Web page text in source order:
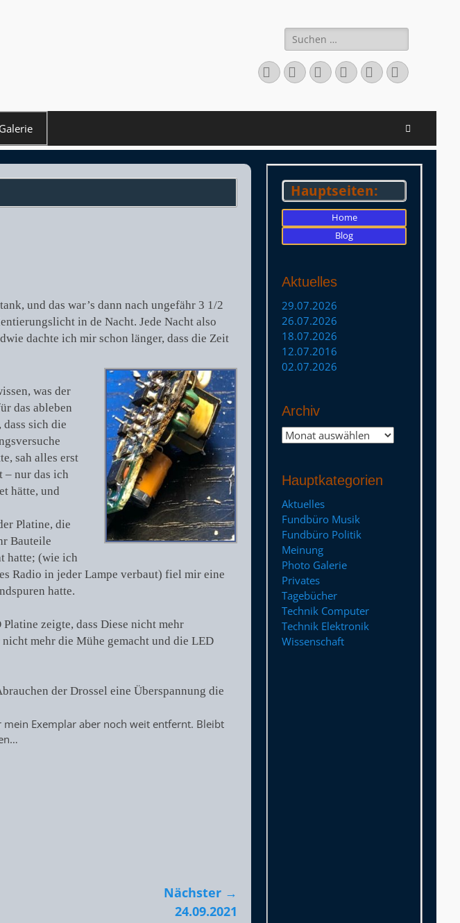
Suchen
nach:
Facebook
TwitterLinkedIn
FlickrInstagram
und das war’s dann nach ungefähr 3 1/2
in de Nacht. Jede Nacht also
dachte ich mir schon länger, dass die Zeit
was der
das ableben
dass sich die
sah alles erst
– nur das ich
hätte, und
Platine, die
Bauteile
hatte; (wie ich
Radio in jeder Lampe verbaut) fiel mir eine
hatte.
zeigte, dass Diese nicht mehr
mehr die Mühe gemacht und die LED
der Drossel eine Überspannung die
mein Exemplar aber noch weit entfernt. Bleibt
Nächster →
24.09.2021
Hauptseiten:
Home
Blog
Aktuelles
29.07.2026
26.07.2026
18.07.2026
12.07.2016
02.07.2026
Archiv
Archiv
Hauptkategorien
Aktuelles
Fundbüro Musik
Fundbüro Politik
Meinung
Photo Galerie
Privates
Tagebücher
Technik Computer
Technik Elektronik
Wissenschaft